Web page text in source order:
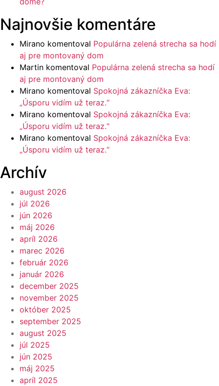
Najnovšie komentáre
Mirano komentoval Populárna zelená strecha sa hodí
aj pre montovaný dom
Martin komentoval Populárna zelená strecha sa hodí
aj pre montovaný dom
Mirano komentoval Spokojná zákazníčka Eva:
„Úsporu vidím už teraz.“
Mirano komentoval Spokojná zákazníčka Eva:
„Úsporu vidím už teraz.“
Mirano komentoval Spokojná zákazníčka Eva:
„Úsporu vidím už teraz.“
Archív
august 2026
júl 2026
jún 2026
máj 2026
apríl 2026
marec 2026
február 2026
január 2026
december 2025
november 2025
október 2025
september 2025
august 2025
júl 2025
jún 2025
máj 2025
apríl 2025